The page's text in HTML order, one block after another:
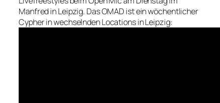
Manfred in Leipzig. Das OMAD ist ein wöchentlicher
Cypher in wechselnden Locations in Leipzig: